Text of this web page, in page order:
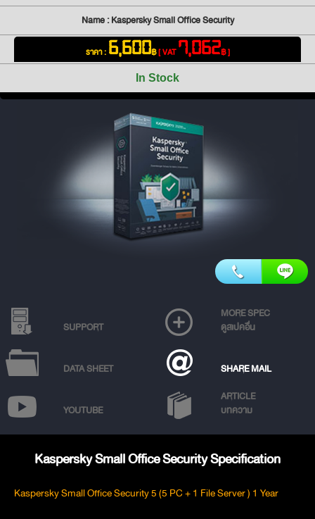
Name : Kaspersky Small Office Security
ราคา : 6,600฿[ VAT7,062฿ ]
In Stock
SUPPORT
MORE SPEC
ดูสเปคอื่น
DATA SHEET SHARE MAIL
YOUTUBE
ARTICLE
บทความ
Kaspersky Small Office Security Specification
Kaspersky Small Office Security 5 (5 PC + 1 File Server ) 1 Year